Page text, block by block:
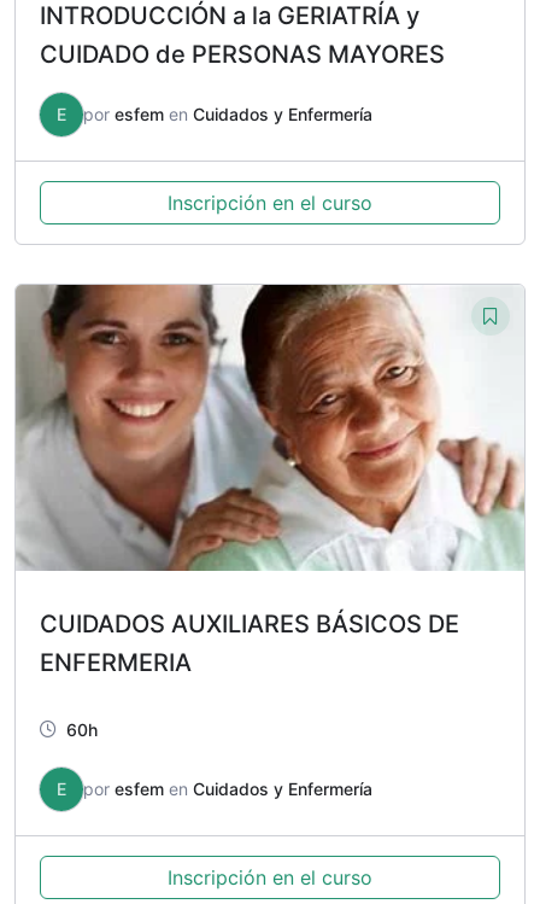
INTRODUCCIÓN a la GERIATRÍA y
CUIDADO de PERSONAS MAYORES
E por esfem en Cuidados y Enfermería
Inscripción en el curso
CUIDADOS AUXILIARES BÁSICOS DE
ENFERMERIA
60h
E por esfem en Cuidados y Enfermería
Inscripción en el curso